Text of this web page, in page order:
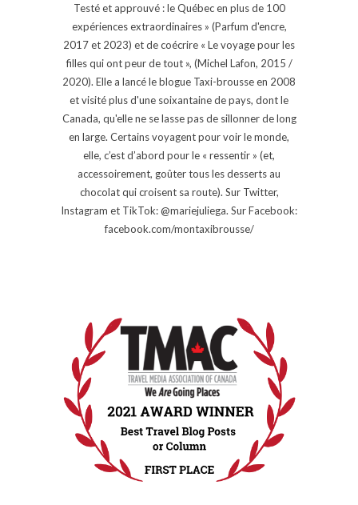
Testé et approuvé : le Québec en plus de 100
expériences extraordinaires » (Parfum d'encre,
2017 et 2023) et de coécrire « Le voyage pour les
filles qui ont peur de tout », (Michel Lafon, 2015 /
2020). Elle a lancé le blogue Taxi-brousse en 2008
et visité plus d'une soixantaine de pays, dont le
Canada, qu'elle ne se lasse pas de sillonner de long
en large. Certains voyagent pour voir le monde,
elle, c’est d’abord pour le « ressentir » (et,
accessoirement, goûter tous les desserts au
chocolat qui croisent sa route). Sur Twitter,
Instagram et TikTok: @mariejuliega. Sur Facebook:
facebook.com/montaxibrousse/